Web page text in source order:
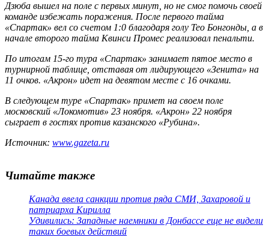
Дзюба вышел на поле с первых минут, но не смог помочь своей
команде избежать поражения. После первого тайма
«Спартак» вел со счетом 1:0 благодаря голу Тео Бонгонды, а в
начале второго тайма Квинси Промес реализовал пенальти.
По итогам 15-го тура «Спартак» занимает пятое место в
турнирной таблице, отставая от лидирующего «Зенита» на
11 очков. «Акрон» идет на девятом месте с 16 очками.
В следующем туре «Спартак» примет на своем поле
московский «Локомотив» 23 ноября. «Акрон» 22 ноября
сыграет в гостях против казанского «Рубина».
Источник: www.gazeta.ru
Читайте также
Канада ввела санкции против ряда СМИ, Захаровой и
патриарха Кирилла
Удивились: Западные наемники в Донбассе еще не видели
таких боевых действий